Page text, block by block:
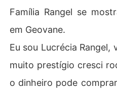
Família Rangel se
em Geovane.
Eu sou Lucrécia Rangel,
muito prestígio cresci
o dinheiro pode